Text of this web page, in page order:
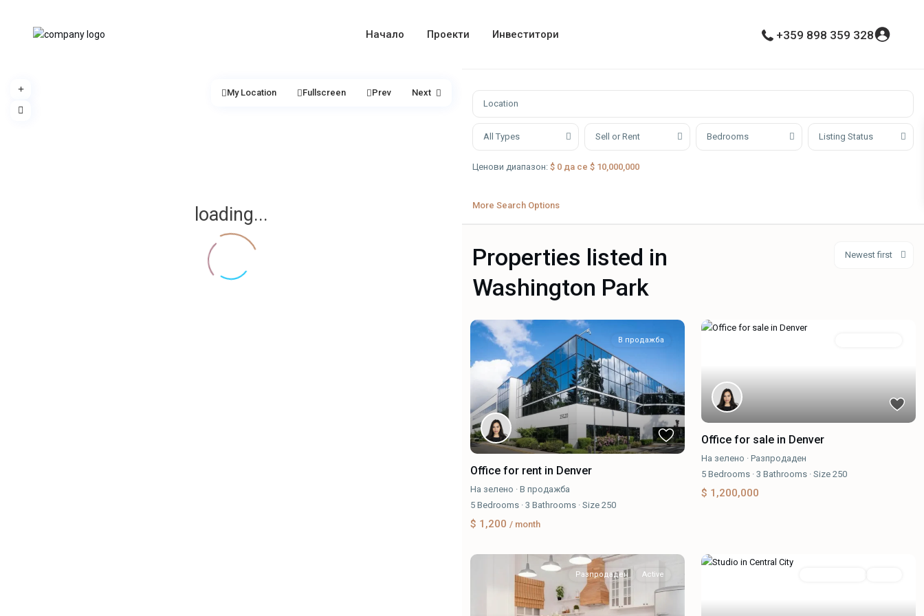
Начало Проекти Инвеститори +359 898 359 328
loading...
My Location Fullscreen Prev Next
All Types Sell or Rent Bedrooms Listing Status
Ценови диапазон: $ 0 да се $ 10,000,000
More Search Options
Newest first
Properties listed in
Washington Park
В продажба
Office for rent in Denver
На зелено · В продажба
5 Bedrooms · 3 Bathrooms · Size 250
$ 1,200 / month
Office for sale in Denver
На зелено · Разпродаден
5 Bedrooms · 3 Bathrooms · Size 250
$ 1,200,000
Разпродаден Active